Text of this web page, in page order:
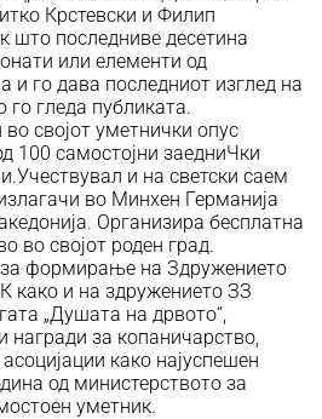
Крстевски и Филип
што последниве десетина
или елементи од
и го дава последниот изглед на
го гледа публиката.
својот уметнички опус
100 самостојни заедниЧки
и на светски саем
во Минхен Германија
Организира бесплатна
во својот роден град.
за формирање на Здружението
како и на здружението ЗЗ
„Душата на дрвото“,
награди за копаничарство,
како најуспешен
од министерството за
уметник.